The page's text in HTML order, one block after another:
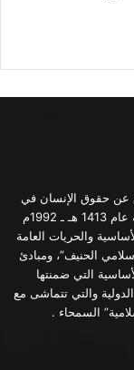
عن حقوق الإنسان في
شبه الجزيرة العربية عام 1413 هـ ـ 1992م
والحريات العامة
الحنيف”، ومبادئ
التي ضمنتها
والتي تتماشى مع
السمحاء .